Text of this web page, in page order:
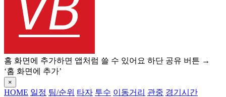
홈 화면에 추가하면 앱처럼 쓸 수 있어요 하단 공유 버튼 →
‘홈 화면에 추가’
×
HOME 일정 팀/순위 타자 투수 이동거리 관중 경기시간